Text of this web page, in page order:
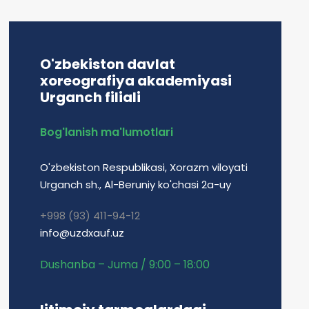
O'zbekiston davlat
xoreografiya akademiyasi
Urganch filiali
Bog'lanish ma'lumotlari
O'zbekiston Respublikasi, Xorazm viloyati
Urganch sh., Al-Beruniy ko'chasi 2a-uy
+998 (93) 411-94-12
info@uzdxauf.uz
Dushanba – Juma / 9:00 – 18:00